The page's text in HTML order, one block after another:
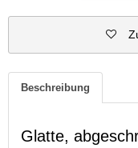
Beschreibung
Glatte,